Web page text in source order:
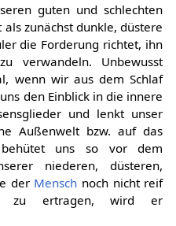
guten und schlechten
zunächst dunkle, düstere
die Forderung richtet, ihn
verwandeln. Unbewusst
wenn wir aus dem Schlaf
den Einblick in die innere
und lenkt unser
Außenwelt bzw. auf das
behütet uns so vor dem
niederen, düsteren,
der Mensch noch nicht reif
zu ertragen, wird er